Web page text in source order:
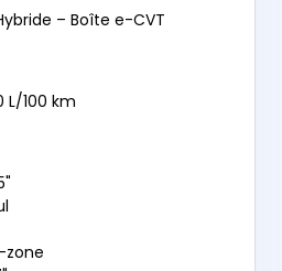
– Boîte e-CVT
L/100 km
zone